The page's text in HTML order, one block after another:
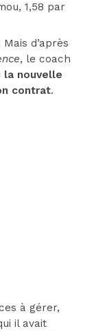
1,58 par
d’après
, le coach
la nouvelle
contrat.
à gérer,
il avait